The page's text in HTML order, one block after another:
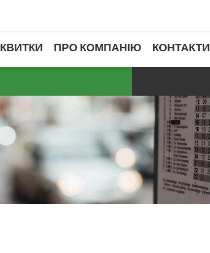
КВИТКИ ПРО КОМПАНІЮ КОНТАКТИ